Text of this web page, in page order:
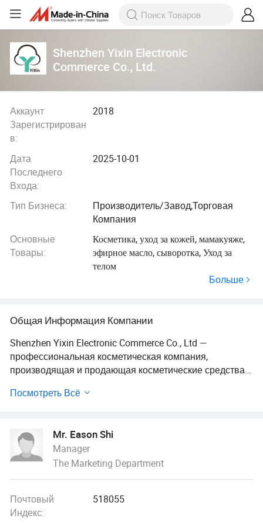
Shenzhen Yixin Electronic
Commerce Co., Ltd.
Аккаунт
Зарегистрирован
в:
2018
Дата
Последнего
Входа:
2025-10-01
Тип Бизнеса:
Производитель/Завод,Торговая
Компания
Основные
Товары:
Косметика, уход за кожей, мамакуяже,
эфирное масло, сыворотка, Уход за
телом
Больше
Общая Информация Компании
Shenzhen Yixin Electronic Commerce Co., Ltd —
профессиональная косметическая компания,
производящая и продающая косметические средства.
главными в химии, и многолетний опыт в
Наша продукция производится исключительно на
основе недавно разработанной науки и техники, и
утвержденной лицензии на санитарные условия,
косметики Министерства ЗДРАВООХРАНЕНИЯ КНР.
Мы предлагаем передовые производственные
Посмотреть Всё
Mr. Eason Shi
Manager
The Marketing Department
Почтовый
Индекс:
518055